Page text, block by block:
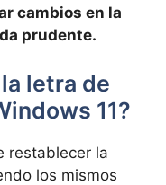
cambios en la
prudente.
letra⁣ de
11?
​restablecer la
los ⁣mismos